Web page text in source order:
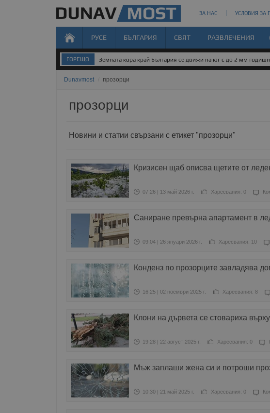
ЗА НАС УСЛОВИЯ ЗА
РУСЕ БЪЛГАРИЯ СВЯТ РАЗВЛЕЧЕНИЯ
ГОРЕЩО Земната кора край България се движи на юг с до 2 мм
Dunavmost прозорци
прозорци
Новини и статии свързани с етикет "прозорци"
Кризисен щаб описва щетите от
07:26 | 13 май 2026 г. Харесвания: 0
Саниране превърна апартамент в
09:04 | 26 януари 2026 г. Харесвания: 10
Конденз по прозорците завладява
16:25 | 02 ноември 2025 г. Харесвания: 8
Клони на дървета се стовариха
19:28 | 22 август 2025 г. Харесвания: 0
Мъж заплаши жена си и потроши
10:30 | 21 май 2025 г. Харесвания: 0